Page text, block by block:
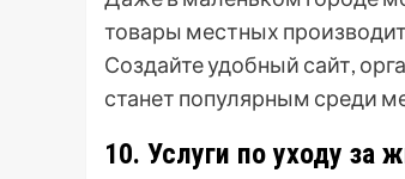
товары местных
Создайте удобный сайт,
станет популярным среди
10. Услуги по уходу